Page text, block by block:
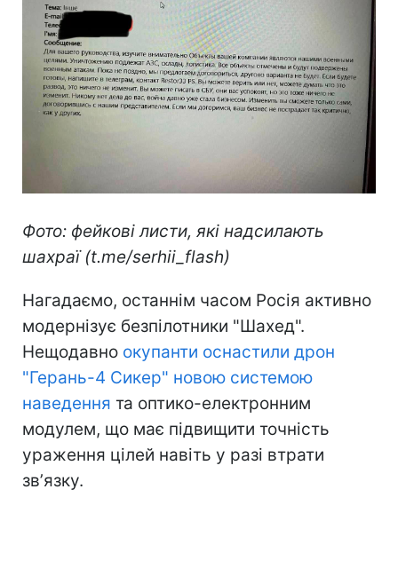
Фото: фейкові листи, які надсилають
шахраї (t.me/serhii_flash)
Нагадаємо, останнім часом Росія активно
модернізує безпілотники "Шахед".
Нещодавно окупанти оснастили дрон
"Герань-4 Сикер" новою системою
наведення та оптико-електронним
модулем, що має підвищити точність
ураження цілей навіть у разі втрати
звʼязку.